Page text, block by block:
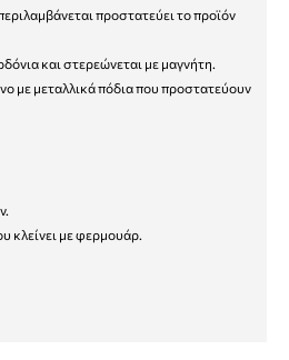
προστατεύει το προϊόν
και στερεώνεται με μαγνήτη.
με μεταλλικά πόδια που προστατεύουν
κλείνει με φερμουάρ.